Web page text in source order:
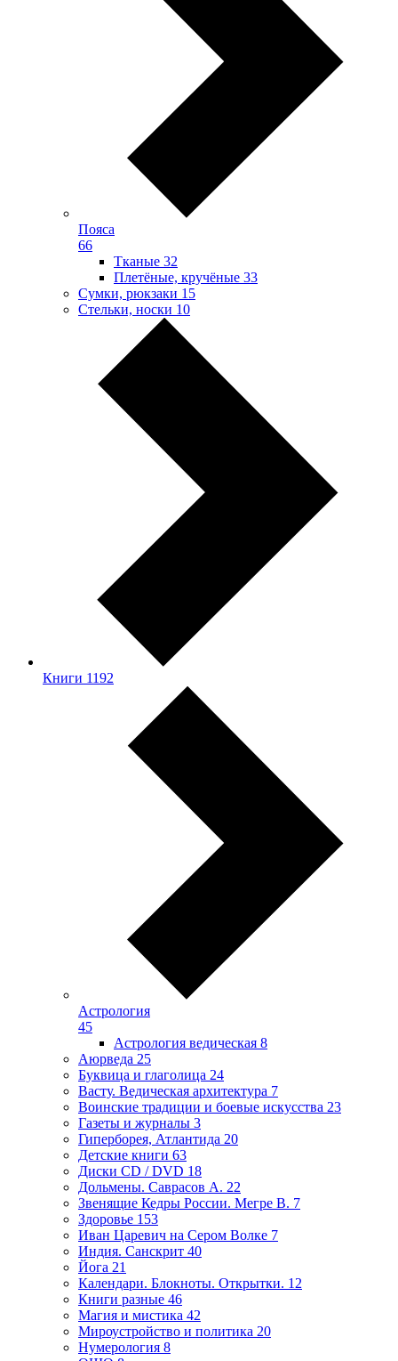
Пояса
66
Тканые 32
Плетёные, кручёные 33
Сумки, рюкзаки 15
Стельки, носки 10
Книги 1192
Астрология
45
Астрология ведическая 8
Аюрведа 25
Буквица и глаголица 24
Васту. Ведическая архитектура 7
Воинские традиции и боевые искусства 23
Газеты и журналы 3
Гиперборея, Атлантида 20
Детские книги 63
Диски CD / DVD 18
Дольмены. Саврасов А. 22
Звенящие Кедры России. Мегре В. 7
Здоровье 153
Иван Царевич на Сером Волке 7
Индия. Санскрит 40
Йога 21
Календари. Блокноты. Открытки. 12
Книги разные 46
Магия и мистика 42
Мироустройство и политика 20
Нумерология 8